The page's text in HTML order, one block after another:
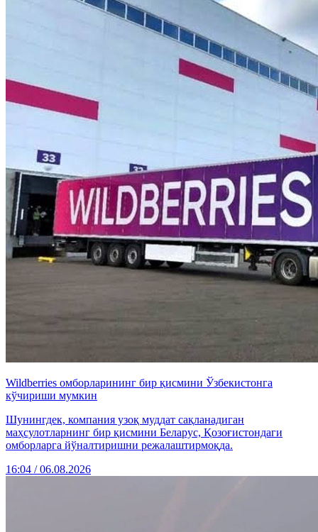
Wildberries омборларининг бир қисмини Ўзбекистонга
кўчириши мумкин
Шунингдек, компания узоқ муддат сақланадиган
маҳсулотларнинг бир қисмини Беларус, Қозоғистондаги
омборларга йўналтиришни режалаштирмоқда.
16:04 / 06.08.2026